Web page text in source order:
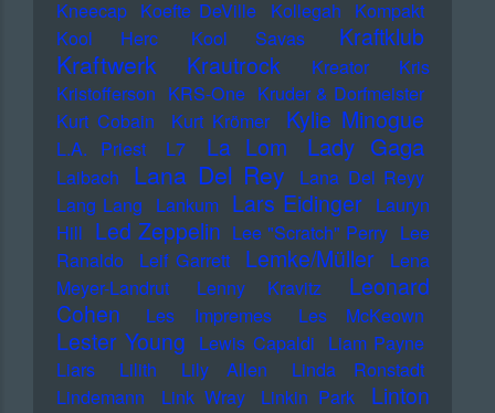
Kneecap Koefte DeVille Kollegah Kompakt
Kool Herc
Kool Savas Kraftklub
Kraftwerk Krautrock Kreator
Kris
Kristofferson KRS-One Kruder & Dorfmeister
Kurt Cobain
Kurt Krömer Kylie Minogue
L.A. Priest L7 La Lom Lady Gaga
Laibach Lana Del Rey
Lana Del Reyy
Lang Lang Lankum Lars Eidinger Lauryn
Hill Led Zeppelin Lee "Scratch" Perry Lee
Ranaldo
Leif Garrett Lemke/Müller
Lena
Meyer-Landrut
Lenny Kravitz
Leonard
Cohen
Les Impremes Les McKeown
Lester Young Lewis Capaldi Liam Payne
Liars
Lilith Lily Allen
Linda Ronstadt
Lindemann
Link Wray Linkin Park
Linton